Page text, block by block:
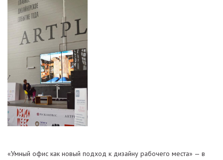
«Умный офис как новый подход к дизайну рабочего места» — в